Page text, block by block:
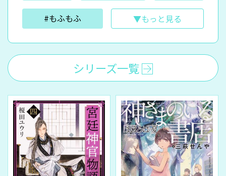
#もふもふ ▼もっと見る
シリーズ一覧